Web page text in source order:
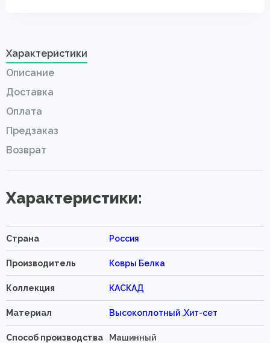
Характеристики
Описание
Доставка
Оплата
Предзаказ
Возврат
Характеристики:
Страна Россия
Производитель Ковры Белка
Коллекция КАСКАД
Материал Высокоплотный ,Хит-сет
Способ производства Машинный